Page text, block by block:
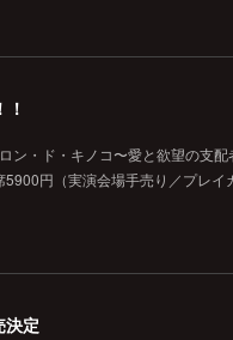
ン・ド・キノコ〜愛と欲望の支
円（実演会場手売り／プレ
決定